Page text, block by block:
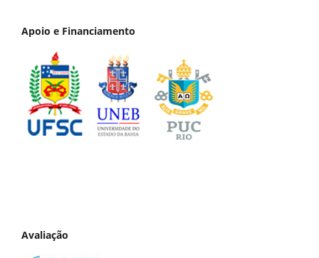
Apoio e Financiamento
Avaliação